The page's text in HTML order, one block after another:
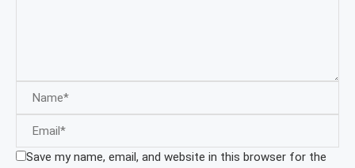
Save my name, email, and website in this browser for the